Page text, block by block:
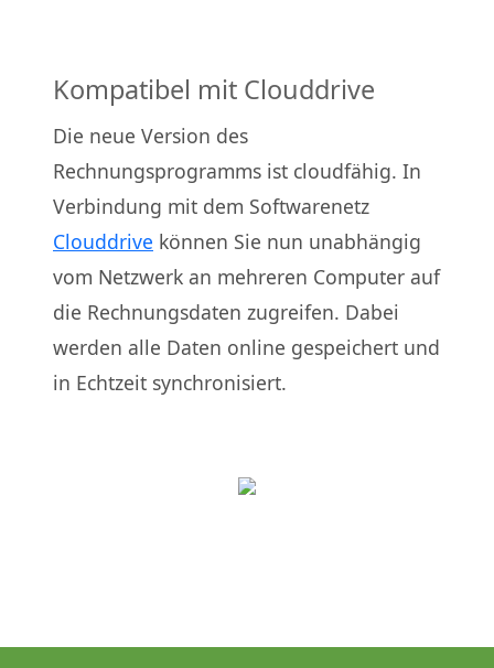
Kompatibel mit Clouddrive
Die neue Version des
Rechnungsprogramms ist cloudfähig. In
Verbindung mit dem Softwarenetz
Clouddrive können Sie nun unabhängig
vom Netzwerk an mehreren Computer auf
die Rechnungsdaten zugreifen. Dabei
werden alle Daten online gespeichert und
in Echtzeit synchronisiert.